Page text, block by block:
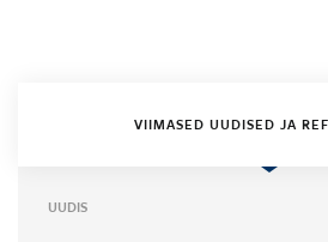
VIIMASED UUDISED JA
UUDIS